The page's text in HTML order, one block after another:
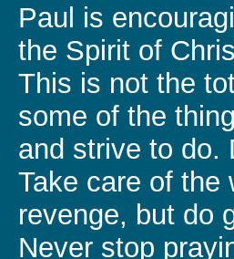
Paul is
the Spirit of
This is not the
some of the
and strive to do.
Take care of the
revenge, but do
Never stop